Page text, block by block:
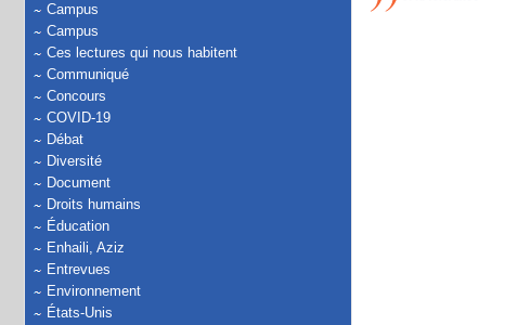
Campus
Campus
Ces lectures qui nous habitent
Communiqué
Concours
COVID-19
Débat
Diversité
Document
Droits humains
Éducation
Enhaili, Aziz
Entrevues
Environnement
États-Unis